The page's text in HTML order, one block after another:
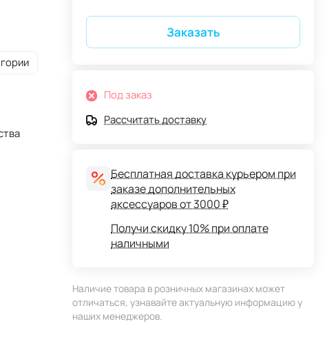
Заказать
Под заказ
Рассчитать доставку
Бесплатная доставка курьером при
заказе дополнительных
аксессуаров от 3000 ₽
Получи скидку 10% при оплате
наличными
Наличие товара в розничных магазинах может
отличаться, узнавайте актуальную информацию у
наших менеджеров.